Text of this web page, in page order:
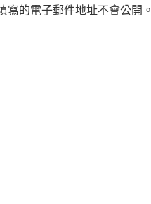
寫的電子郵件地址不會公開。